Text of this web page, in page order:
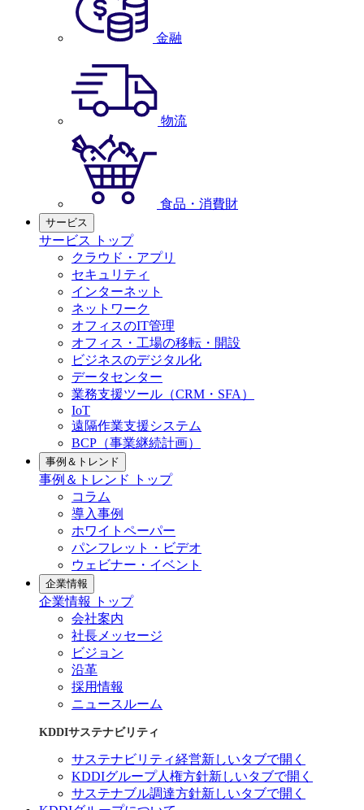
金融
物流
食品・消費財
サービス
サービス トップ
クラウド・アプリ
セキュリティ
インターネット
ネットワーク
オフィスのIT管理
オフィス・工場の移転・開設
ビジネスのデジタル化
データセンター
業務支援ツール（CRM・SFA）
IoT
遠隔作業支援システム
BCP（事業継続計画）
事例＆トレンド
事例＆トレンド トップ
コラム
導入事例
ホワイトペーパー
パンフレット・ビデオ
ウェビナー・イベント
企業情報
企業情報 トップ
会社案内
社長メッセージ
ビジョン
沿革
採用情報
ニュースルーム
KDDIサステナビリティ
サステナビリティ経営新しいタブで開く
KDDIグループ人権方針新しいタブで開く
サステナブル調達方針新しいタブで開く